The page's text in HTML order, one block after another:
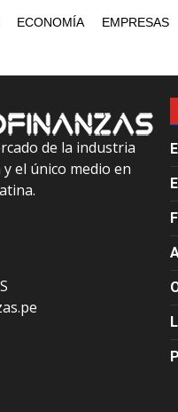
ECONOMÍA EMPRESAS
de la industria
el único medio en